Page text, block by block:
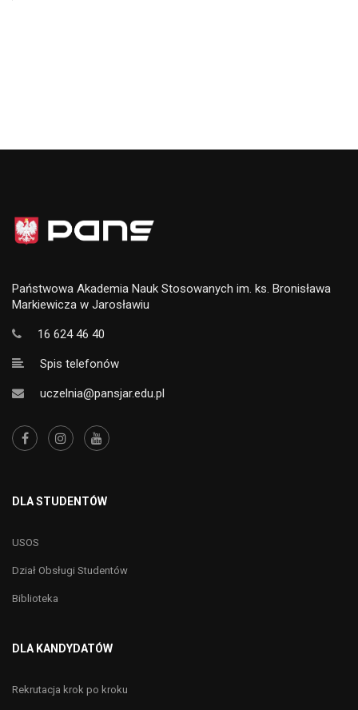
Państwowa Akademia Nauk Stosowanych im. ks. Bronisława
Markiewicza w Jarosławiu
16 624 46 40
Spis telefonów
uczelnia@pansjar.edu.pl
DLA STUDENTÓW
USOS
Dział Obsługi Studentów
Biblioteka
DLA KANDYDATÓW
Rekrutacja krok po kroku